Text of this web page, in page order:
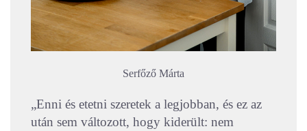
Serfőző Márta
„Enni és etetni szeretek a legjobban, és ez az
után sem változott, hogy kiderült: nem